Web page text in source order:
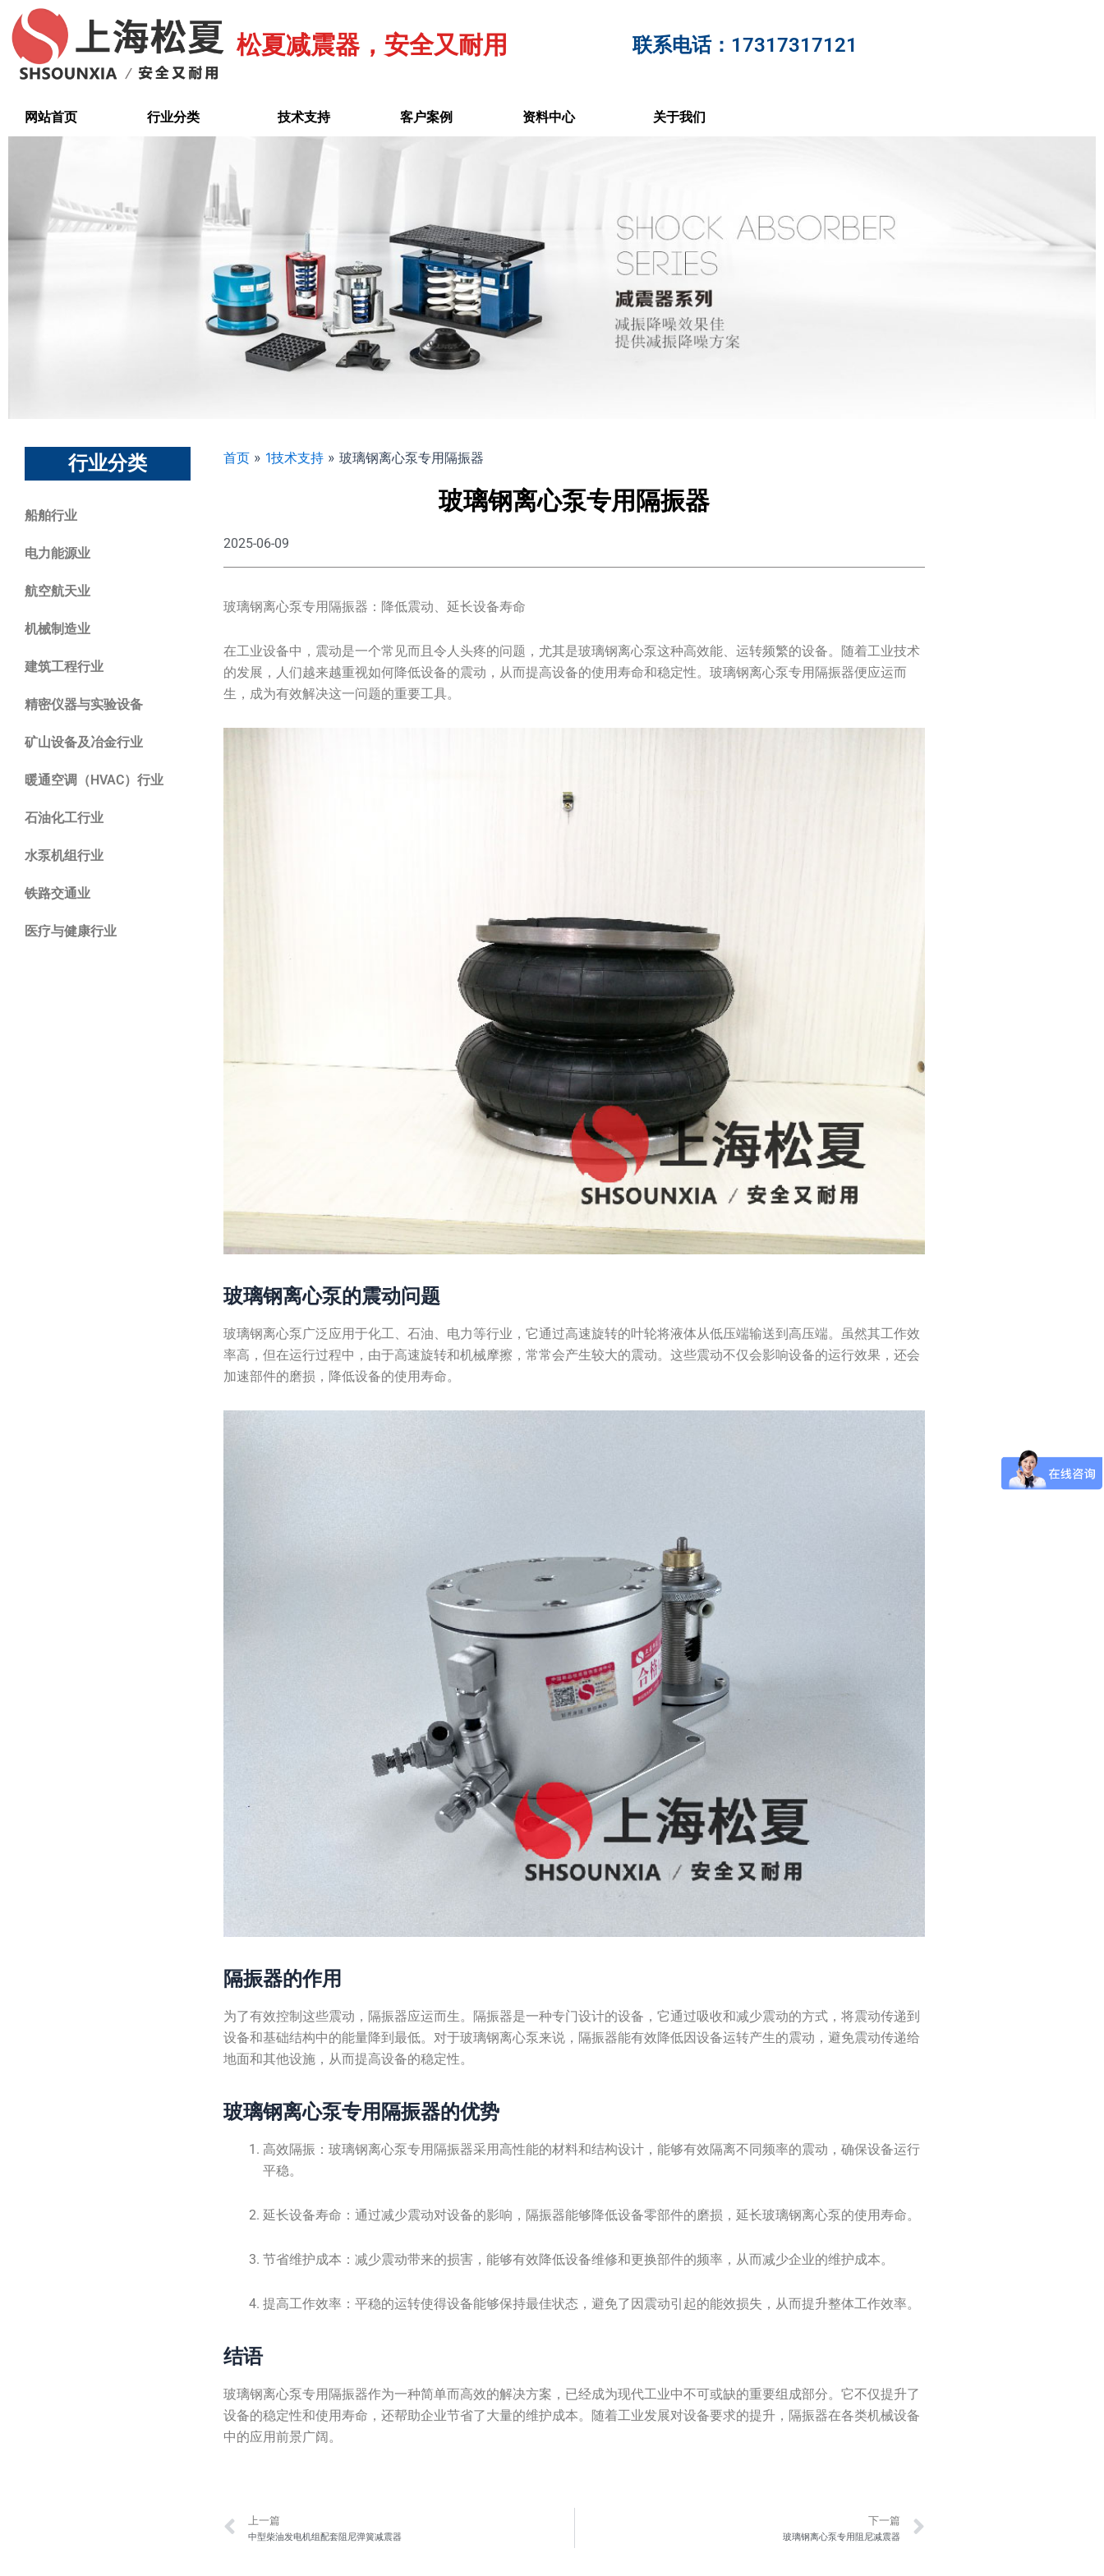
至
松夏减震器，安全又耐用 联系电话：17317317121
网站首页 行业分类 技术支持 客户案例 资料中心 关于我们
行业分类
船舶行业
电力能源业
航空航天业
机械制造业
建筑工程行业
精密仪器与实验设备
矿山设备及冶金行业
暖通空调（HVAC）行业
石油化工行业
水泵机组行业
铁路交通业
医疗与健康行业
首页 » 1技术支持 » 玻璃钢离心泵专用隔振器
玻璃钢离心泵专用隔振器
2025-06-09
玻璃钢离心泵专用隔振器：降低震动、延长设备寿命
在工业设备中，震动是一个常见而且令人头疼的问题，尤其是玻璃钢离心泵这种高效能、运转频繁的设备。随着工业技术
的发展，人们越来越重视如何降低设备的震动，从而提高设备的使用寿命和稳定性。玻璃钢离心泵专用隔振器便应运而
生，成为有效解决这一问题的重要工具。
玻璃钢离心泵的震动问题
玻璃钢离心泵广泛应用于化工、石油、电力等行业，它通过高速旋转的叶轮将液体从低压端输送到高压端。虽然其工作效
率高，但在运行过程中，由于高速旋转和机械摩擦，常常会产生较大的震动。这些震动不仅会影响设备的运行效果，还会
加速部件的磨损，降低设备的使用寿命。
隔振器的作用
为了有效控制这些震动，隔振器应运而生。隔振器是一种专门设计的设备，它通过吸收和减少震动的方式，将震动传递到
设备和基础结构中的能量降到最低。对于玻璃钢离心泵来说，隔振器能有效降低因设备运转产生的震动，避免震动传递给
地面和其他设施，从而提高设备的稳定性。
玻璃钢离心泵专用隔振器的优势
高效隔振：玻璃钢离心泵专用隔振器采用高性能的材料和结构设计，能够有效隔离不同频率的震动，确保设备运行
平稳。
延长设备寿命：通过减少震动对设备的影响，隔振器能够降低设备零部件的磨损，延长玻璃钢离心泵的使用寿命。
节省维护成本：减少震动带来的损害，能够有效降低设备维修和更换部件的频率，从而减少企业的维护成本。
提高工作效率：平稳的运转使得设备能够保持最佳状态，避免了因震动引起的能效损失，从而提升整体工作效率。
结语
玻璃钢离心泵专用隔振器作为一种简单而高效的解决方案，已经成为现代工业中不可或缺的重要组成部分。它不仅提升了
设备的稳定性和使用寿命，还帮助企业节省了大量的维护成本。随着工业发展对设备要求的提升，隔振器在各类机械设备
中的应用前景广阔。
Prev
上一篇
中型柴油发电机组配套阻尼弹簧减震器
下一篇
玻璃钢离心泵专用阻尼减震器